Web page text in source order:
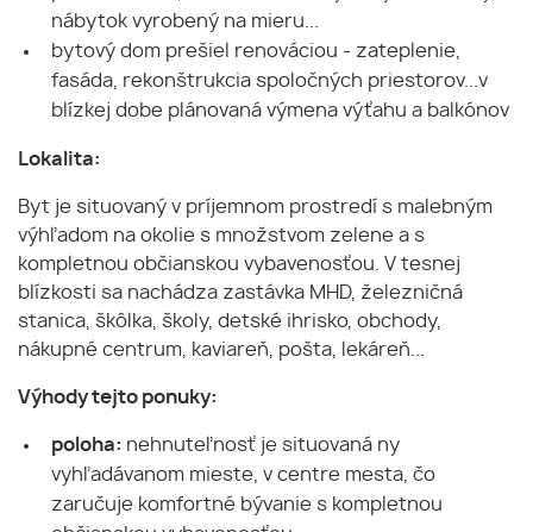
nábytok vyrobený na mieru...
bytový dom prešiel renováciou - zateplenie,
fasáda, rekonštrukcia spoločných priestorov...v
blízkej dobe plánovaná výmena výťahu a balkónov
Lokalita:
Byt je situovaný v príjemnom prostredí s malebným
výhľadom na okolie s množstvom zelene a s
kompletnou občianskou vybavenosťou. V tesnej
blízkosti sa nachádza zastávka MHD, železničná
stanica, škôlka, školy, detské ihrisko, obchody,
nákupné centrum, kaviareň, pošta, lekáreň...
Výhody tejto ponuky:
poloha: nehnuteľnosť je situovaná ny
vyhľadávanom mieste, v centre mesta, čo
zaručuje komfortné bývanie s kompletnou